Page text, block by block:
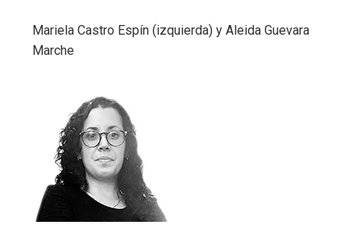
Mariela Castro Espín (izquierda) y Aleida Guevara
Marche